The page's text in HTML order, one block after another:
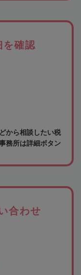
を確認
から相談したい税
務所は詳細ボタン
合わせ